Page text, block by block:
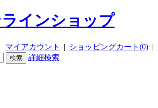
マイアカウント | ショッピングカート(0) |
詳細検索